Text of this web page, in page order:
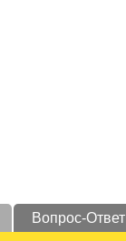
Вопрос-Ответ